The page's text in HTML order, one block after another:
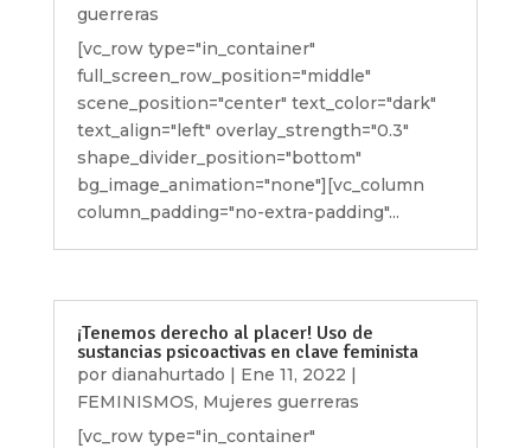
guerreras
[vc_row type="in_container"
full_screen_row_position="middle"
scene_position="center" text_color="dark"
text_align="left" overlay_strength="0.3"
shape_divider_position="bottom"
bg_image_animation="none"][vc_column
column_padding="no-extra-padding"...
¡Tenemos derecho al placer! Uso de
sustancias psicoactivas en clave feminista
por dianahurtado | Ene 11, 2022 |
FEMINISMOS, Mujeres guerreras
[vc_row type="in_container"